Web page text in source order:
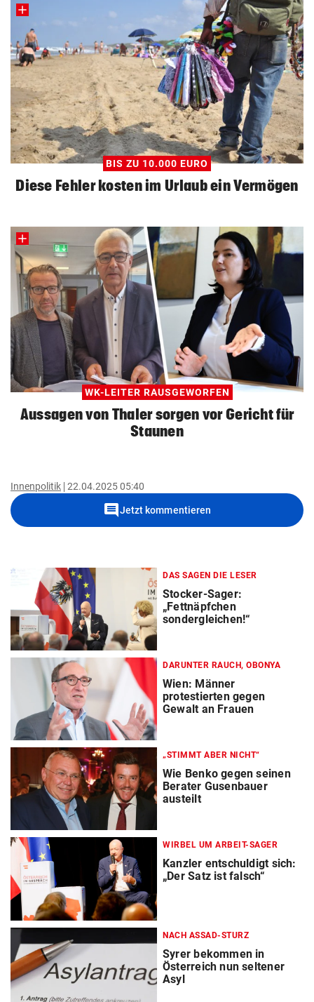
BIS ZU 10.000 EURO
Diese Fehler kosten im Urlaub ein Vermögen
WK-LEITER RAUSGEWORFEN
Aussagen von Thaler sorgen vor Gericht für
Staunen
Innenpolitik 22.04.2025 05:40
commentJetzt kommentieren
DAS SAGEN DIE LESER
Stocker-Sager:
„Fettnäpfchen
sondergleichen!“
DARUNTER RAUCH, OBONYA
Wien: Männer
protestierten gegen
Gewalt an Frauen
„STIMMT ABER NICHT“
Wie Benko gegen seinen
Berater Gusenbauer
austeilt
WIRBEL UM ARBEIT-SAGER
Kanzler entschuldigt sich:
„Der Satz ist falsch“
NACH ASSAD-STURZ
Syrer bekommen in
Österreich nun seltener
Asyl